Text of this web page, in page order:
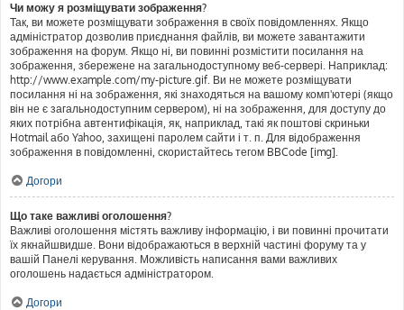
Чи можу я розміщувати зображення?
Так, ви можете розміщувати зображення в своїх повідомленнях. Якщо
адміністратор дозволив приєднання файлів, ви можете завантажити
зображення на форум. Якщо ні, ви повинні розмістити посилання на
зображення, збережене на загальнодоступному веб-сервері. Наприклад:
http://www.example.com/my-picture.gif. Ви не можете розміщувати
посилання ні на зображення, які знаходяться на вашому комп'ютері (якщо
він не є загальнодоступним сервером), ні на зображення, для доступу до
яких потрібна автентифікація, як, наприклад, такі як поштові скриньки
Hotmail або Yahoo, захищені паролем сайти і т. п. Для відображення
зображення в повідомленні, скористайтесь тегом BBCode [img].
Догори
Що таке важливі оголошення?
Важливі оголошення містять важливу інформацію, і ви повинні прочитати
їх якнайшвидше. Вони відображаються в верхній частині форуму та у
вашій Панелі керування. Можливість написання вами важливих
оголошень надається адміністратором.
Догори